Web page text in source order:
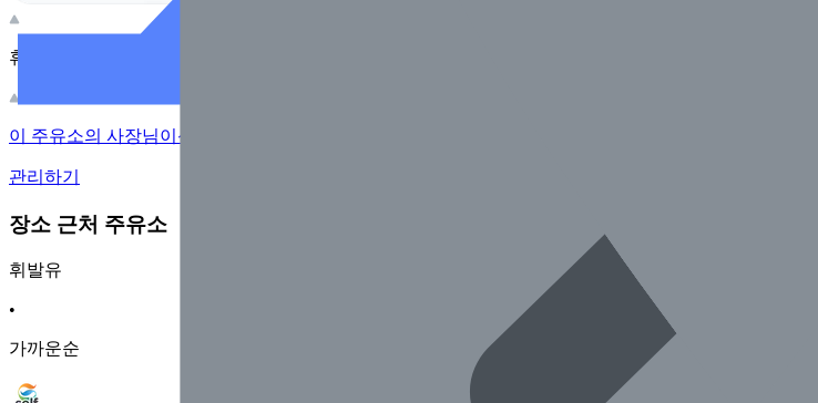
휴대전화 카메라로 찍어보세요
이 주유소의 사장님이신가요?
관리하기
장소 근처 주유소
휘발유
•
가까운순